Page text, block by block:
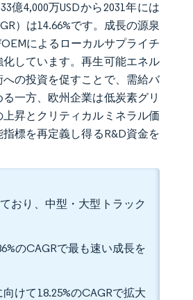
億4,000万USDから2031年には
）は14.66%です。成長の源泉
によるローカルサプライチ
しています。再生可能エネル
の投資を促すことで、需給バ
一方、欧州企業は低炭素グリ
昇とクリティカルミネラル価
標を再定義し得るR&D資金を
おり、中型・大型トラック
のCAGRで最も速い成長を
けて18.25%のCAGRで拡大